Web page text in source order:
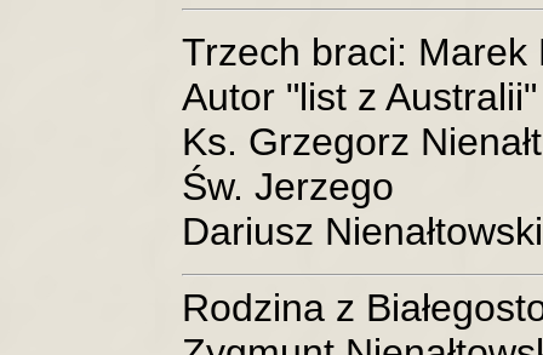
Trzech braci: Marek
Autor "list z Australii"
Ks. Grzegorz
Św. Jerzego
Dariusz Nienałtowski
Rodzina z